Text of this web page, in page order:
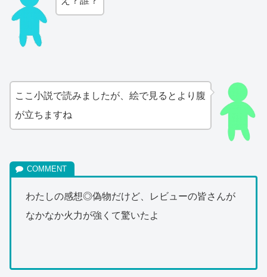
ここ小説で読みましたが、絵で見るとより腹
が立ちますね
わたしの感想◎偽物だけど、レビューの皆さんが
なかなか火力が強くて驚いたよ